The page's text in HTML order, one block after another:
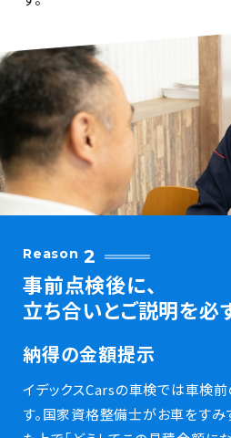
Reason 2
事前点検後に、
立ち合いとご説明を必
納得の金額提示
イデックスCarsの車検では車検
す。国家資格整備士がお車をすみ